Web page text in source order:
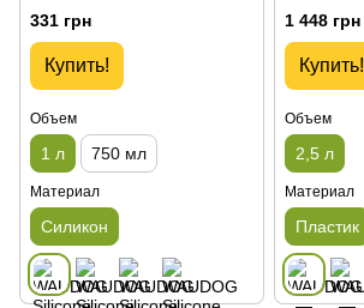
331 грн
Купить!
Объем
1 л 750 мл
Материал
Силикон
1 448 грн
Купить!
Объем
2,5 л
Материал
Пластик